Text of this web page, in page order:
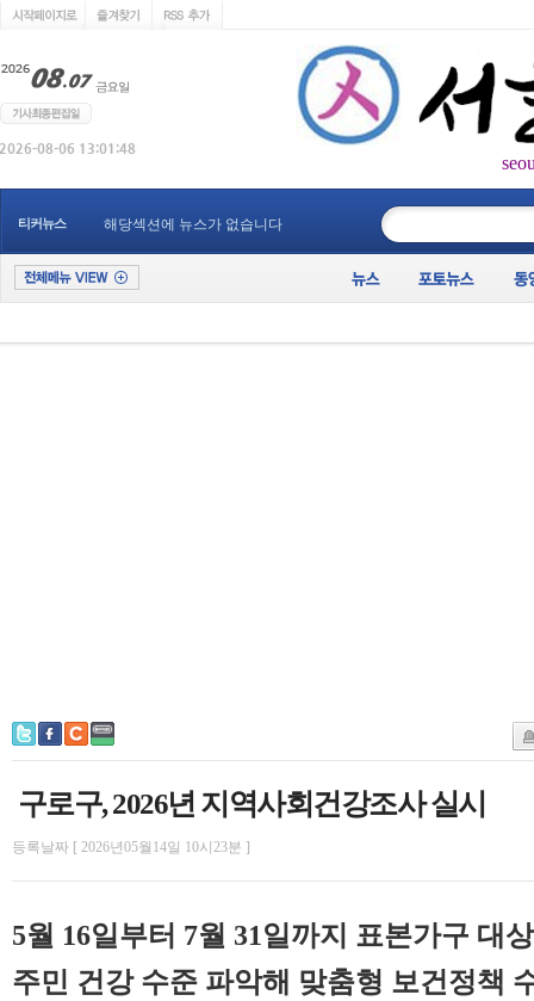
티커뉴스 해당섹션에 뉴스가 없습니다
구로구, 2026년 지역사회건강조사 실시
등록날짜 [ 2026년05월14일 10시23분 ]
5월 16일부터 7월 31일까지 표본가구 대
주민 건강 수준 파악해 맞춤형 보건정책